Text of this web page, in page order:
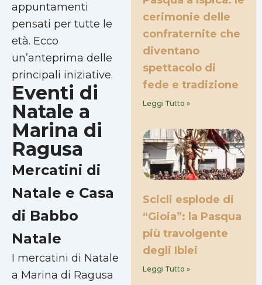
appuntamenti
pensati per tutte le
età. Ecco
un’anteprima delle
principali iniziative.
Eventi di
Natale a
Marina di
Ragusa
Mercatini di
Natale e Casa
di Babbo
Natale
I mercatini di Natale
a Marina di Ragusa
cerimonie delle
confraternite che
diventano
spettacolo di
fede e tradizione
Leggi Tutto »
Scicli esplode di
“Gioia”: la Pasqua
più travolgente
degli Iblei
Leggi Tutto »